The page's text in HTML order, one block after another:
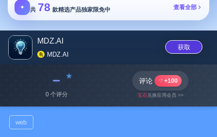
✦ 共 78 款精选产品独家限免中 查看全部
MDZ.AI
MDZ.AI
获取
﹣
0 个评分
评论 +100
宝石兑换应用会员 >>
web